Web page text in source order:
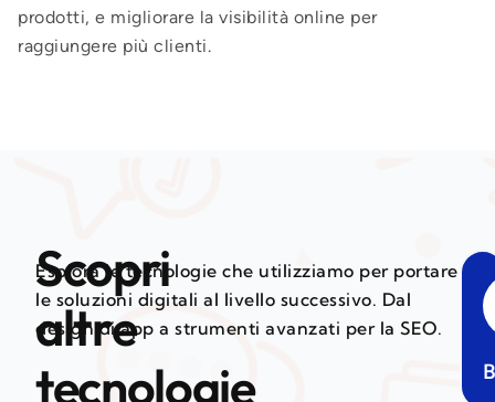
prodotti, e migliorare la visibilità online per
raggiungere più clienti.
Scopri
altre
tecnologie
Esplora le tecnologie che utilizziamo per portare
le soluzioni digitali al livello successivo. Dal
design di app a strumenti avanzati per la SEO.